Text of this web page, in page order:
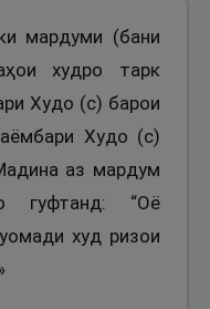
мардуми (бани
худро тарк
Худо (с) барои
Худо (с)
аз мардум
гуфтанд: “Оё
худ ризои